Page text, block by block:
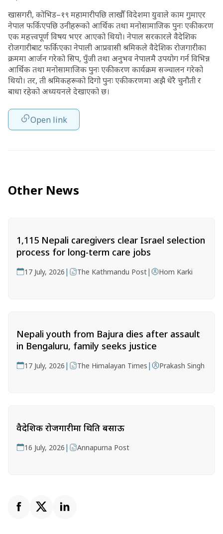
खासगरी, कोभिड–१९ महामारीपछि लाखौँ विदेशमा युवाले काम गुमाएर
नेपाल फर्किएपछि उनीहरूको आर्थिक तथा मनोसामाजिक पुनः एकीकरण
एक महत्त्वपूर्ण विषय भएर आएको थियो। नेपाल सरकारले वैदेशिक
रोजगारीबाट फर्किएका नेपाली आप्रवासी श्रमिकले वैदेशिक रोजगारीका
क्रममा आर्जन गरेको सिप, पुँजी तथा अनुभव नेपालमै उपयोग गर्न विभिन्न
आर्थिक तथा मनोसामाजिक पुनः एकीकरण कार्यक्रम सञ्चालन गरेको
थियो। तर, ती श्रमिकहरूको दिगो पुनः एकीकरणमा अझै धेरै चुनौती र
बाधा रहेको अध्ययनले देखाएको छ।
Open link
Other News
1,115 Nepali caregivers clear Israel selection
process for long-term care jobs
17 July, 2026 | The Kathmandu Post| Hom Karki
Nepali youth from Bajura dies after assault
in Bengaluru, family seeks justice
17 July, 2026 | The Himalayan Times | Prakash Singh
वैदेशिक रोजगारीमा थिति बसाऊ
16 July, 2026 | Annapurna Post